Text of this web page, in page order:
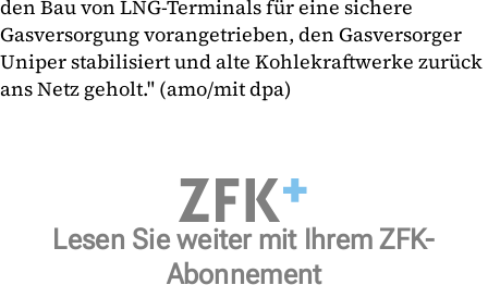
den Bau von LNG-Terminals für eine sichere
Gasversorgung vorangetrieben, den Gasversorger
Uniper stabilisiert und alte Kohlekraftwerke zurück
ans Netz geholt." (amo/mit dpa)
Lesen Sie weiter mit Ihrem ZFK-
Abonnement